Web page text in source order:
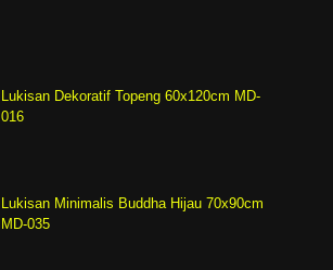
Lukisan Dekoratif Topeng 60x120cm MD-
016
Lukisan Minimalis Buddha Hijau 70x90cm
MD-035